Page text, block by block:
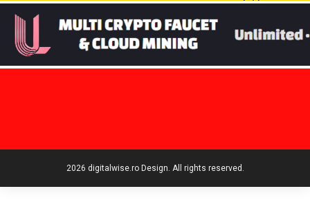
2026 digitalwise.ro Design. All rights reserved.